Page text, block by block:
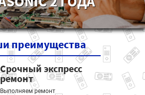
преимущества
Срочный экспресс
ремонт
Выполняем ремонт